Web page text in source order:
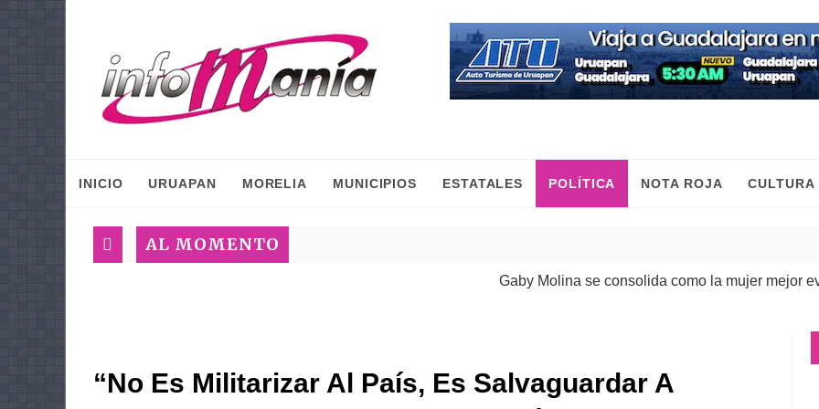
INICIO URUAPAN MORELIA MUNICIPIOS ESTATALES POLÍTICA NOTA ROJA CULTURA
AL MOMENTO
Gaby Molina se consolida como la mujer mejor evaluada
“No Es Militarizar Al País, Es Salvaguardar A